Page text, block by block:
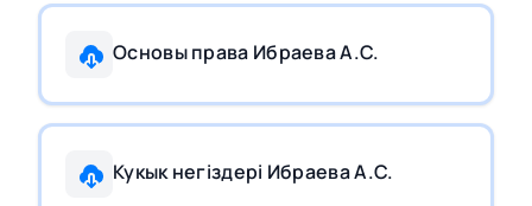
Основы права Ибраева А.С.
Кукык негiздерi Ибраева А.С.